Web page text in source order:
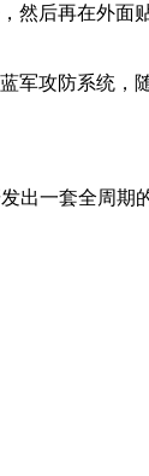
然后再在外面
军攻防系统，
一套全周期